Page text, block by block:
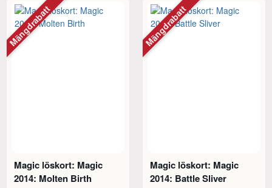
Magic löskort: Magic
2014: Molten Birth
Mängdrabatt
Magic löskort: Magic
2014: Battle Sliver
Mängdrabatt